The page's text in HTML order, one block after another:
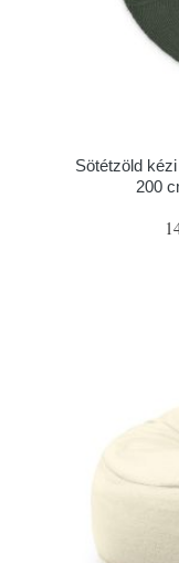
Sötétzöld
200